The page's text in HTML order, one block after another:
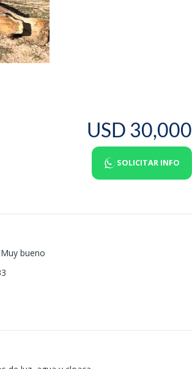
USD 30,000
SOLICITAR INFO
Muy bueno